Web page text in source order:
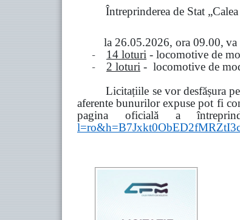
Întreprinderea de Stat
la 26.05.2026, ora 09.00, va
- 14 loturi - locomotive de
- 2 loturi - locomotive de
Licitațiile se vor desfășura
aferente bunurilor expuse pot fi
pagina oficială a